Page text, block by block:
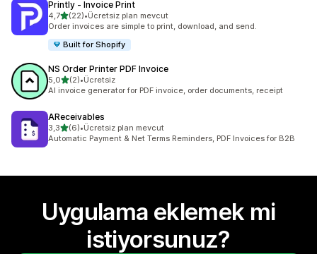
Printly ‑ Invoice Print
4,75 yıldız üzerinden
(22)
toplam 22 değerlendirme
•Ücretsiz plan mevcut
Order invoices are simple to print, download, and send.
Built for Shopify
NS Order Printer PDF Invoice
5,05 yıldız üzerinden
(2)
toplam 2 değerlendirme
•Ücretsiz
AI invoice generator for PDF invoice, order documents, receipt
AReceivables
3,35 yıldız üzerinden
(6)
toplam 6 değerlendirme
•Ücretsiz plan mevcut
Automatic Payment & Net Terms Reminders, PDF Invoices for B2B
Uygulama eklemek mi
istiyorsunuz?